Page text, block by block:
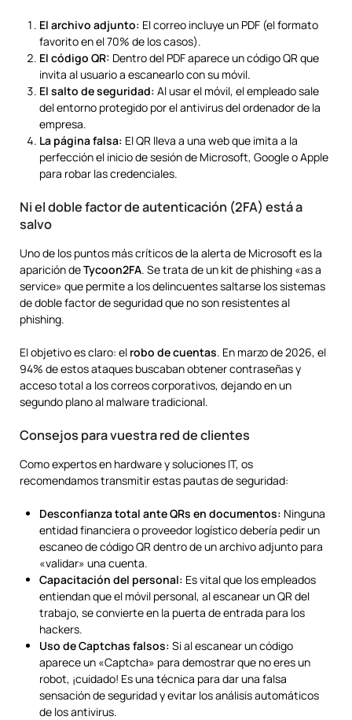
El archivo adjunto: El correo incluye un PDF (el formato
favorito en el 70% de los casos).
El código QR: Dentro del PDF aparece un código QR que
invita al usuario a escanearlo con su móvil.
El salto de seguridad: Al usar el móvil, el empleado sale
del entorno protegido por el antivirus del ordenador de la
empresa.
La página falsa: El QR lleva a una web que imita a la
perfección el inicio de sesión de Microsoft, Google o Apple
para robar las credenciales.
Ni el doble factor de autenticación (2FA) está a
salvo
Uno de los puntos más críticos de la alerta de Microsoft es la
aparición deTycoon2FA. Se trata de un kit de phishing «as a
service» que permite a los delincuentes saltarse los sistemas
de doble factor de seguridad que no son resistentes al
phishing.
El objetivo es claro: el robo de cuentas. En marzo de 2026, el
94% de estos ataques buscaban obtener contraseñas y
acceso total a los correos corporativos, dejando en un
segundo plano al malware tradicional.
Consejos para vuestra red de clientes
Como expertos en hardware y soluciones IT, os
recomendamos transmitir estas pautas de seguridad:
Desconfianza total ante QRs en documentos: Ninguna
entidad financiera o proveedor logístico debería pedir un
escaneo de código QR dentro de un archivo adjunto para
«validar» una cuenta.
Capacitación del personal: Es vital que los empleados
entiendan que el móvil personal, al escanear un QR del
trabajo, se convierte en la puerta de entrada para los
hackers.
Uso de Captchas falsos: Si al escanear un código
aparece un «Captcha» para demostrar que no eres un
robot, ¡cuidado! Es una técnica para dar una falsa
sensación de seguridad y evitar los análisis automáticos
de los antivirus.